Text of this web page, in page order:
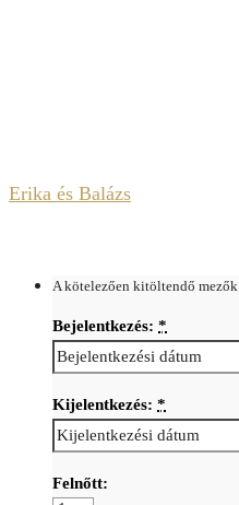
Erika és Balázs
A kötelezően kitöltendő mezők
Bejelentkezés: *
Kijelentkezés: *
Felnőtt: